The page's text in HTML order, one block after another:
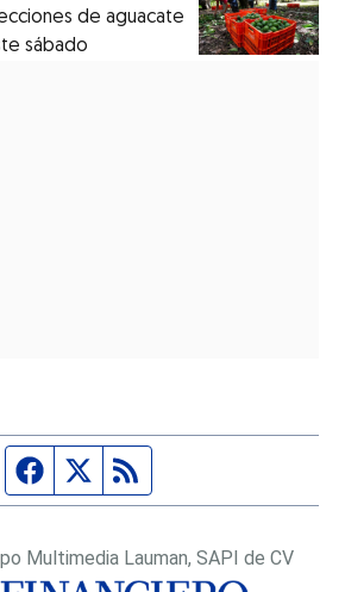
de aguacate
sábado
Página de Facebook
Fuente Twitter
Multimedia Lauman, SAPI de CV